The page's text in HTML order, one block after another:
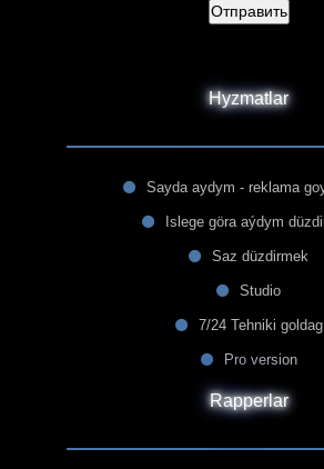
Отправить
Hyzmatlar
Sayda aydym - reklama
Islege göra aýdym
Saz düzdirmek
Studio
7/24 Tehniki goldag
Pro version
Rapperlar